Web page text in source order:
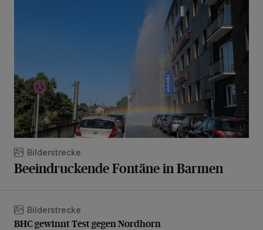
Bilderstrecke
Beeindruckende Fontäne in Barmen
BHC gewinnt Test gegen Nordhorn
Bilderstrecke
BHC gewinnt Test gegen Nordhorn